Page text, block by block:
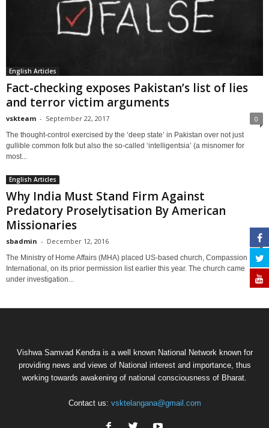
English Articles
Fact-checking exposes Pakistan’s list of lies
and terror victim arguments
vskteam - September 22, 2017 0
The thought-control exercised by the ‘deep state’ in Pakistan over not just
gullible common folk but also the so-called ‘intelligentsia’ (a misnomer for
most...
English Articles
Why India Must Stand Firm Against
Predatory Proselytisation By American
Missionaries
sbadmin - December 12, 2016 0
The Ministry of Home Affairs (MHA) placed US-based church, Compassion
International, on its prior permission list earlier this year. The church came
under investigation...
Vishwa Samvad Kendra is a well known National Network known for
providing news and views of National interest and importance, thus
working towards awakening of national consciousness of Bharat.
Contact us: vsktelangana@gmail.com